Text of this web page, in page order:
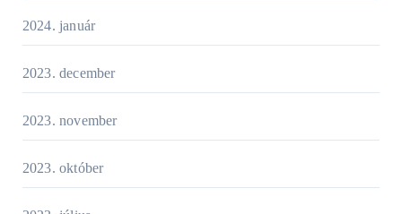
2024. január
2023. december
2023. november
2023. október